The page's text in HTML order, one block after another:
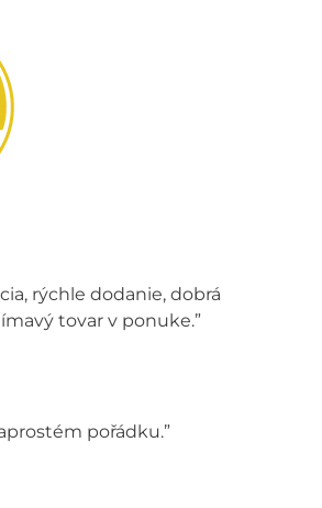
rýchle dodanie, dobrá
tovar v ponuke.”
pořádku.”